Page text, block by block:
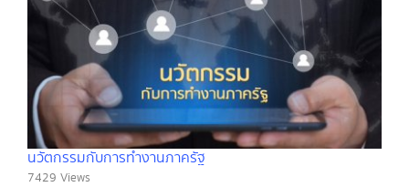
นวัตกรรมกับการทำงานภาครัฐ
7429 Views